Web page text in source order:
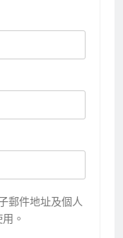
郵件地址及個人